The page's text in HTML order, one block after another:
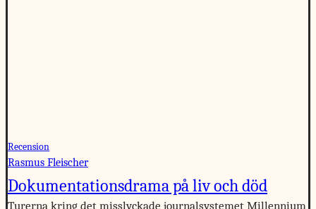
Recension
Rasmus Fleischer
Dokumentationsdrama på liv och död
Turerna kring det misslyckade journalsystemet Millennium